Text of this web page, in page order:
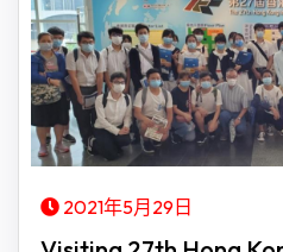
2021年5月29日